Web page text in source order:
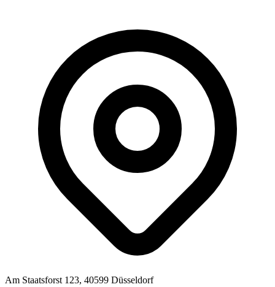
Am Staatsforst 123, 40599 Düsseldorf